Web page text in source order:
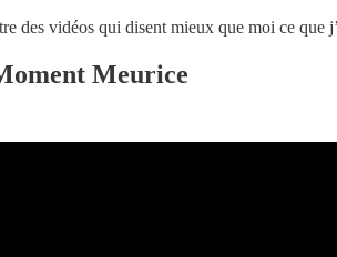
des vidéos qui disent mieux que moi ce que
Meurice